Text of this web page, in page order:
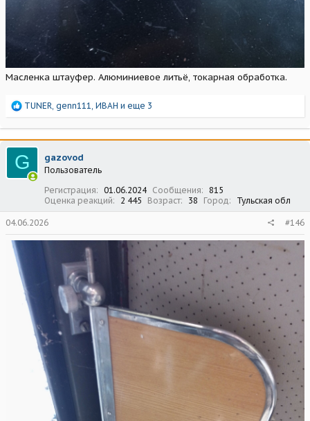
Масленка штауфер. Алюминиевое литьё, токарная обработка.
Р
а
к
ц
и
и
TUNER genn111 ИВАН и еще 3
G gazovod
Пользователь
Регистрация
01.06.2024 Сообщения
815
Оценка реакций
2 445 Возраст 38 Город Тульская обл
04.06.2026 #146